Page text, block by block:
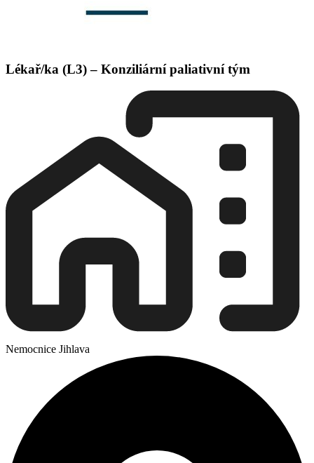
Lékař/ka (L3) – Konziliární paliativní tým
Nemocnice Jihlava